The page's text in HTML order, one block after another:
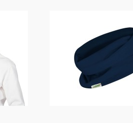
- 100%
ШАРФ - 100%
ТЕРМОС -
ОТКРЫТКА -
МЕШОК -
-